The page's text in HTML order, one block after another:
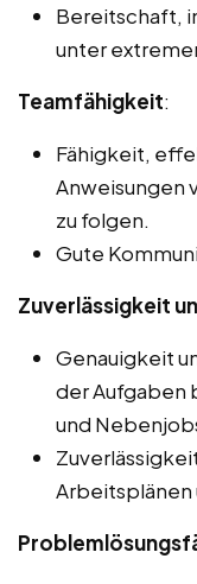
Bereitschaft,
unter
Teamfähigkeit:
Fähigkeit,
Anweisungen
zu folgen.
Gute
Zuverlässigkeit
Genauigkeit
der Aufgaben
und
Arbeitsplänen